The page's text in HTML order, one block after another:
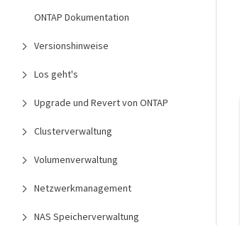
ONTAP Dokumentation
Versionshinweise
Los geht's
Upgrade und Revert von ONTAP
Clusterverwaltung
Volumenverwaltung
Netzwerkmanagement
NAS Speicherverwaltung